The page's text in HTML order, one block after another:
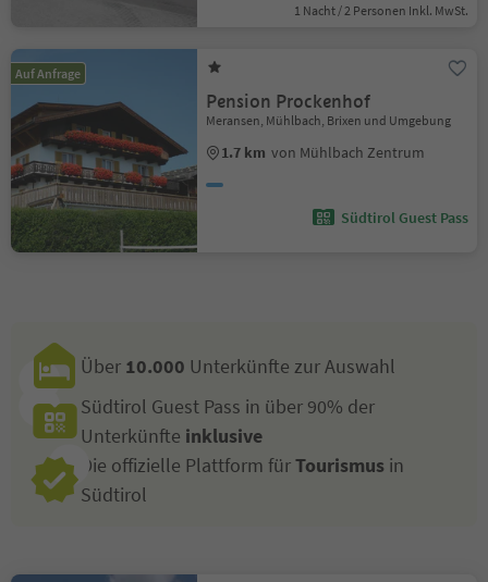
1 Nacht / 2 Personen Inkl. MwSt.
Auf Anfrage
Pension Prockenhof
Meransen, Mühlbach, Brixen und Umgebung
1.7 km von Mühlbach Zentrum
Südtirol Guest Pass
Über 10.000 Unterkünfte zur Auswahl
Südtirol Guest Pass in über 90% der
Unterkünfte inklusive
Die offizielle Plattform fürTourismus in
Südtirol